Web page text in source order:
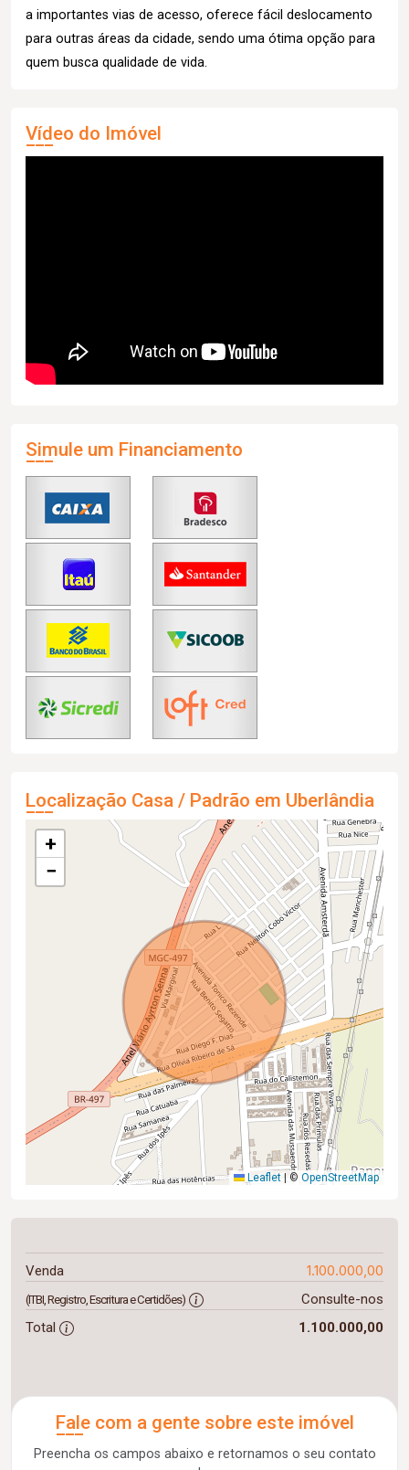
a importantes vias de acesso, oferece fácil deslocamento
para outras áreas da cidade, sendo uma ótima opção para
quem busca qualidade de vida.
Vídeo do Imóvel
Simule um Financiamento
Localização Casa / Padrão em Uberlândia
+
−
Leaflet © OpenStreetMap
Venda 1.100.000,00
(ITBI, Registro, Escritura e Certidões)
Consulte-nos
Total
1.100.000,00
Fale com a gente sobre este imóvel
Preencha os campos abaixo e retornamos o seu contato